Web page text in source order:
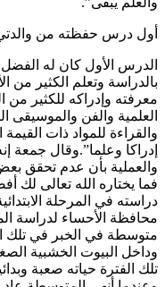
أول درس حفظته من والدتي
الدرس الأول كان له الفضل
بالدراسة وتعلم الكثير من
معرفته وإدراكه للكثير من
العلمية والفن والموسيقى
والقراءة للمواد ذات
إدراكا وعلما”.وقال جمعة
والعملية بأن عدم تحقق
فما يختاره الله تعالى لك
دراسته في المرحلة
محافظة الأحساء لدراسة
متوسطة في الخبر في تلك
وداخل البيوت الخشبية
تلك الفترة حياته صعبة